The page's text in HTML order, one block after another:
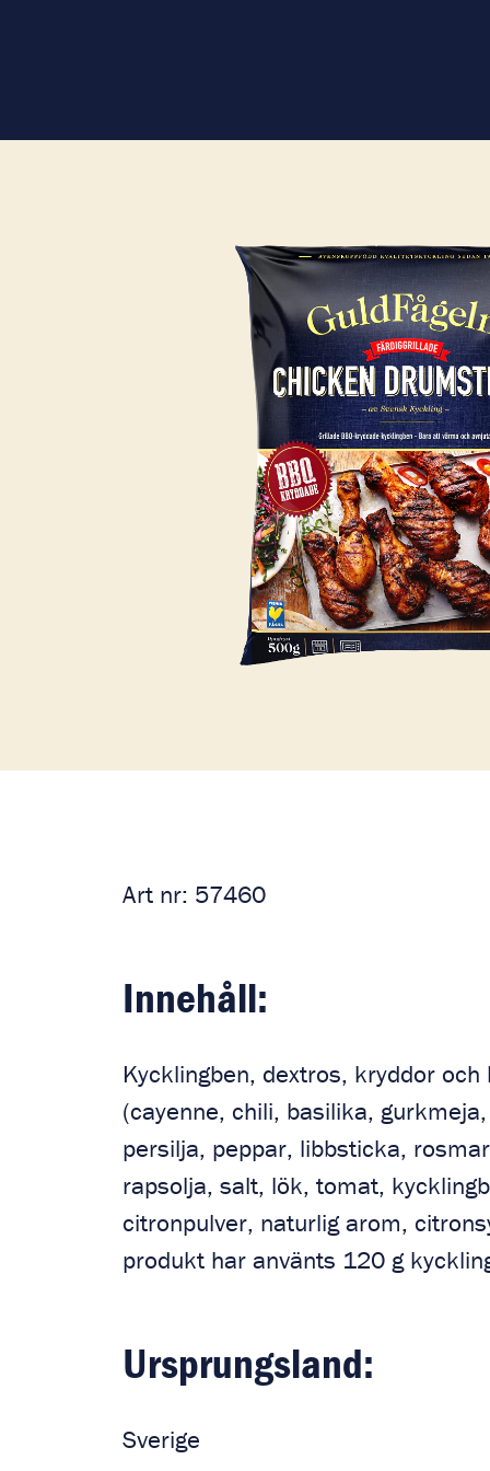
Art nr: 57460
Innehåll:
Kycklingben, dextros, kryddor
(cayenne, chili, basilika,
persilja, peppar, libbsticka,
rapsolja, salt, lök, tomat,
citronpulver, naturlig arom,
produkt har använts 120 g
Ursprungsland:
Sverige